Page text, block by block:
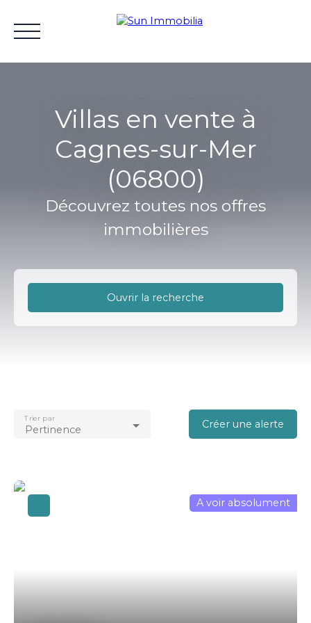
Accueil Acheter Vendre Gestion locative
Estimation
Villas en vente à
Cagnes-sur-Mer
(06800)
Découvrez toutes nos offres
immobilières
Ouvrir la recherche
Cagnes-sur-Mer (06800)
Localisation
Surface min (m²)
Pertinence
Trier par Créer une alerte
A voir absolument